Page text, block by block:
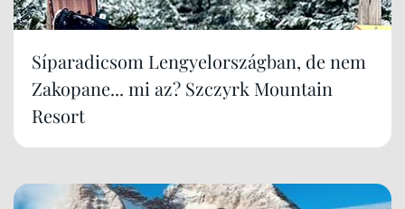
Síparadicsom Lengyelországban, de nem
Zakopane... mi az? Szczyrk Mountain
Resort